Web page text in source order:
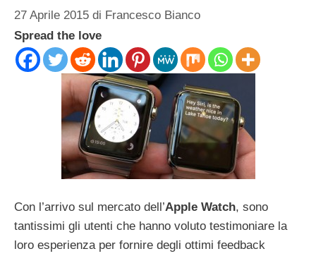
27 Aprile 2015 di Francesco Bianco
Spread the love
Con l’arrivo sul mercato dell’Apple Watch, sono
tantissimi gli utenti che hanno voluto testimoniare la
loro esperienza per fornire degli ottimi feedback